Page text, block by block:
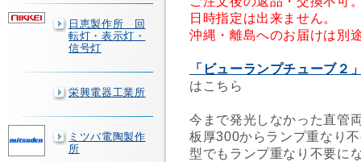
日恵製作所 回
転灯・表示灯・
信号灯
栄興電器工業所
ミツバ電陶製作
所
日時指定は出来ません。
沖縄・離島へのお届けは別
「ビューランプチューブ
はこちら
今まで発光しなかった直管
板厚300からランプ重なり
型でもランプ重なり不要に